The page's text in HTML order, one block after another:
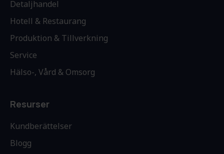
Detaljhandel
Hotell & Restaurang
Produktion & Tillverkning
Service
Hälso-, Vård & Omsorg
Resurser
Kundberättelser
Blogg